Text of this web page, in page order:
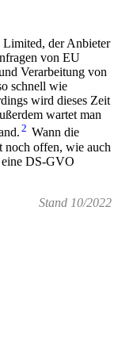
der Anbieter
von EU
Verarbeitung von
schnell wie
wird dieses Zeit
wartet man
2 Wann die
noch offen, wie auch
eine DS-GVO
Stand 10/2022